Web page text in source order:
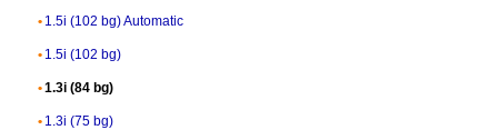
1.5i (102 bg) Automatic
1.5i (102 bg)
1.3i (84 bg)
1.3i (75 bg)